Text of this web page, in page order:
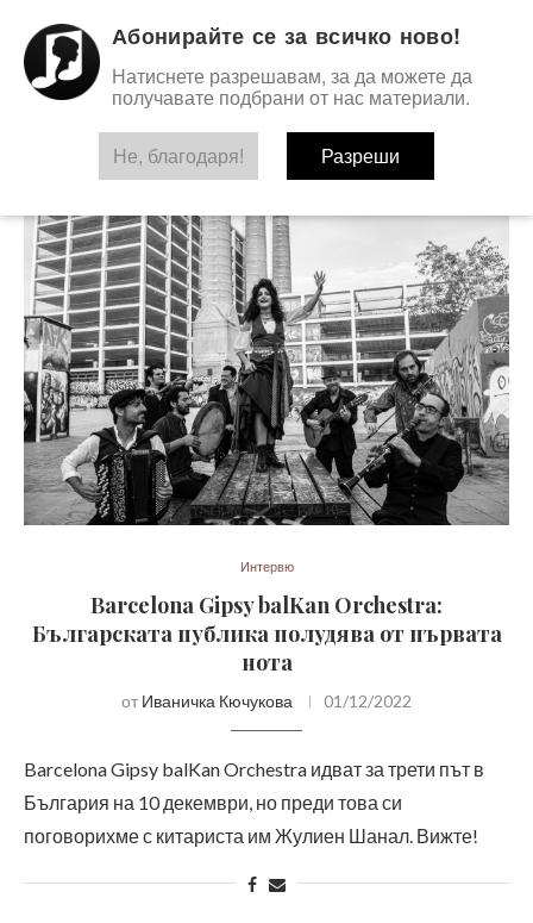
BARCELONA GIPSY BALKAN ORCHESTRA
Интервю
Barcelona Gipsy balKan Orchestra:
Българската публика полудява от първата
нота
от Иваничка Кючукова 01/12/2022
Barcelona Gipsy balKan Orchestra идват за трети път в
България на 10 декември, но преди това си
поговорихме с китариста им Жулиен Шанал. Вижте!
Абонирайте се за всичко ново!
Натиснете разрешавам, за да можете да
получавате подбрани от нас материали.
Не, благодаря! Разреши